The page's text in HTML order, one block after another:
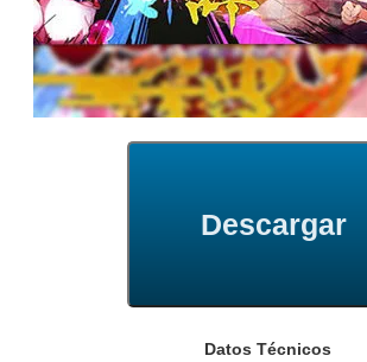
Descargar
Datos Técnicos